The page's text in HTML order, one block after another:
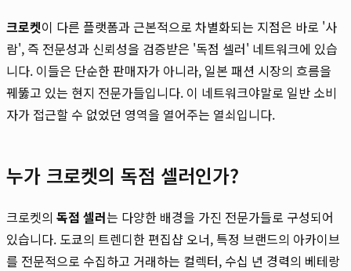
크로켓이 다른 플랫폼과 근본적으로 차별화되는 지점은 바로 '사
람', 즉 전문성과 신뢰성을 검증받은 '독점 셀러' 네트워크에 있습
니다. 이들은 단순한 판매자가 아니라, 일본 패션 시장의 흐름을
꿰뚫고 있는 현지 전문가들입니다. 이 네트워크야말로 일반 소비
자가 접근할 수 없었던 영역을 열어주는 열쇠입니다.
누가 크로켓의 독점 셀러인가?
크로켓의 독점 셀러는 다양한 배경을 가진 전문가들로 구성되어
있습니다. 도쿄의 트렌디한 편집샵 오너, 특정 브랜드의 아카이브
를 전문적으로 수집하고 거래하는 컬렉터, 수십 년 경력의 베테랑